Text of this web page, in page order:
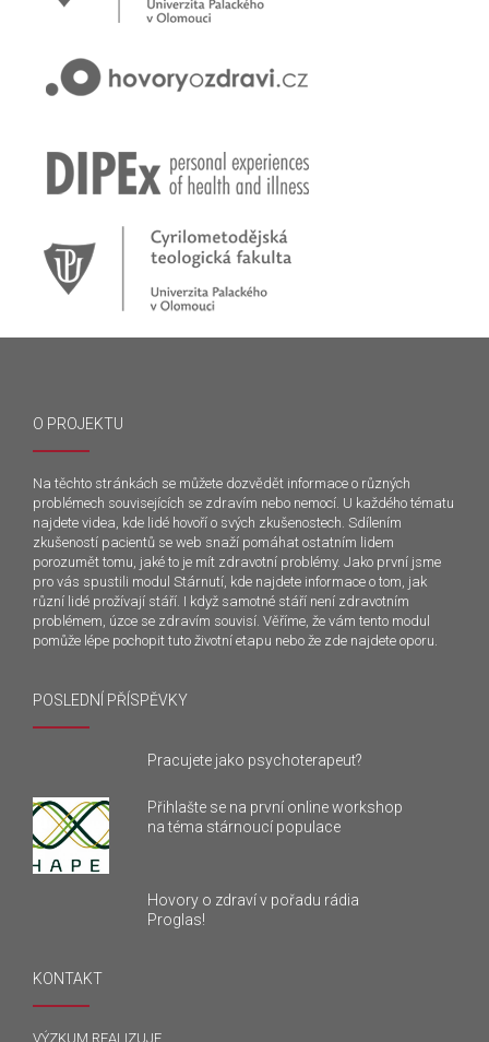
O PROJEKTU
Na těchto stránkách se můžete dozvědět informace o různých
problémech souvisejících se zdravím nebo nemocí. U každého tématu
najdete videa, kde lidé hovoří o svých zkušenostech. Sdílením
zkušeností pacientů se web snaží pomáhat ostatním lidem
porozumět tomu, jaké to je mít zdravotní problémy. Jako první jsme
pro vás spustili modul Stárnutí, kde najdete informace o tom, jak
různí lidé prožívají stáří. I když samotné stáří není zdravotním
problémem, úzce se zdravím souvisí. Věříme, že vám tento modul
pomůže lépe pochopit tuto životní etapu nebo že zde najdete oporu.
POSLEDNÍ PŘÍSPĚVKY
Pracujete jako psychoterapeut?
Přihlašte se na první online workshop
na téma stárnoucí populace
Hovory o zdraví v pořadu rádia
Proglas!
KONTAKT
VÝZKUM REALIZUJE